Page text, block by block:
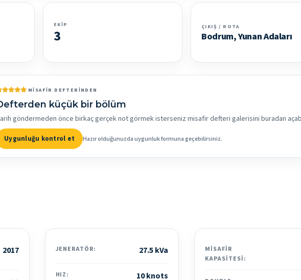
EKIP
3
ÇIKIŞ / ROTA
Bodrum, Yunan Adaları
MISAFIR DEFTERINDEN
küçük bir bölüm
göndermeden önce birkaç gerçek not görmek isterseniz misafir defteri galerisini buradan
Uygunluğu kontrol et Hazır olduğunuzda uygunluk formuna geçebilirsiniz.
2017 JENERATÖR: 27.5 kVa
HIZ: 10 knots
MISAFIR
KAPASITESI: